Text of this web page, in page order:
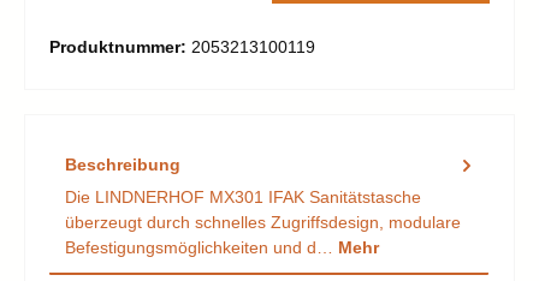
Produktnummer: 2053213100119
Beschreibung
Die LINDNERHOF MX301 IFAK Sanitätstasche
überzeugt durch schnelles Zugriffsdesign, modulare
Befestigungsmöglichkeiten und d… Mehr